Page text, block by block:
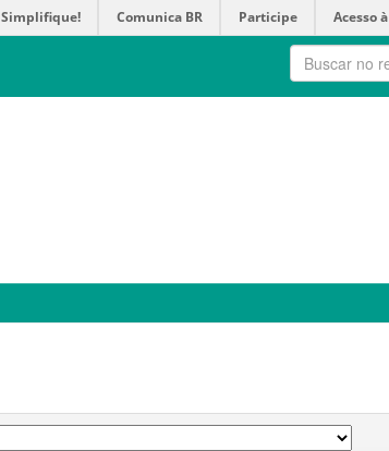
Simplifique! Comunica BR Participe Acesso